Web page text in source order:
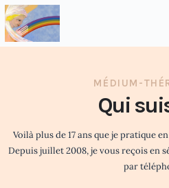
MÉDIUM-
Qui
Voilà plus de 17 ans que je pratique
Depuis juillet 2008, je vous reçois en
par